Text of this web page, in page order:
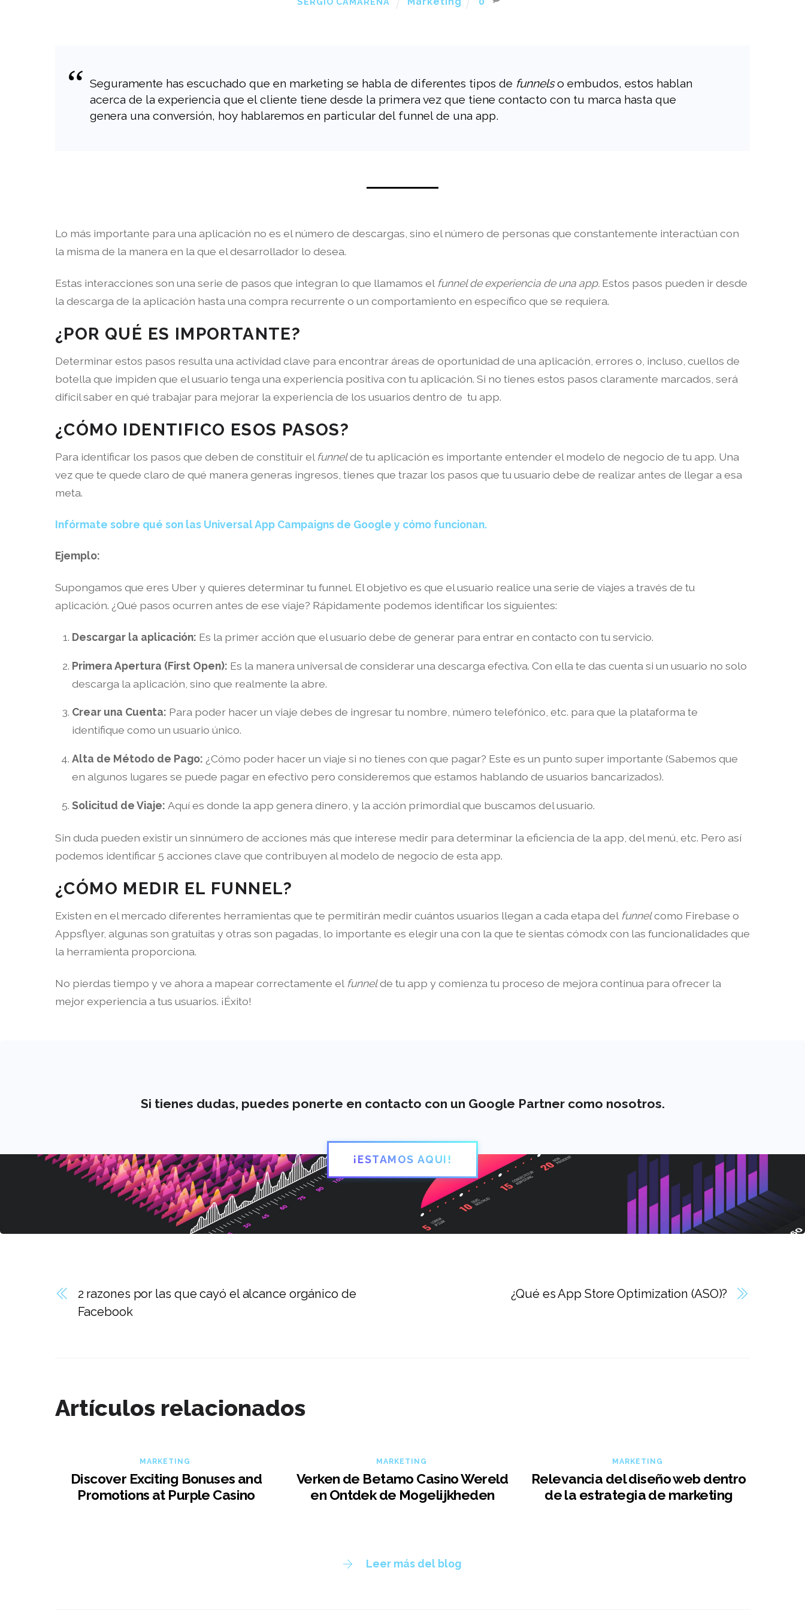
SERGIO CAMARENA
Seguramente has escuchado que en marketing se habla de diferentes tipos de funnelso embudos, estos hablan
acerca de la experiencia que el cliente tiene desde la primera vez que tiene contacto con tu marca hasta que
genera una conversión, hoy hablaremos en particular del funnel de una app.
Lo más importante para una aplicación no es el número de descargas, sino el número de personas que constantemente interactúan con
la misma de la manera en la que el desarrollador lo desea.
Estas interacciones son una serie de pasos que integran lo que llamamos el funnel de experiencia de una app. Estos pasos pueden ir desde
la descarga de la aplicación hasta una compra recurrente o un comportamiento en específico que se requiera.
¿POR QUÉ ES IMPORTANTE?
Determinar estos pasos resulta una actividad clave para encontrar áreas de oportunidad de una aplicación, errores o, incluso, cuellos de
botella que impiden que el usuario tenga una experiencia positiva con tu aplicación. Si no tienes estos pasos claramente marcados, será
difícil saber en qué trabajar para mejorar la experiencia de los usuarios dentro de tu app.
¿CÓMO IDENTIFICO ESOS PASOS?
Para identificar los pasos que deben de constituir el funnelde tu aplicación es importante entender el modelo de negocio de tu app. Una
vez que te quede claro de qué manera generas ingresos, tienes que trazar los pasos que tu usuario debe de realizar antes de llegar a esa
meta.
Infórmate sobre qué son las Universal App Campaigns de Google y cómo funcionan.
Ejemplo:
Supongamos que eres Uber y quieres determinar tu funnel. El objetivo es que el usuario realice una serie de viajes a través de tu
aplicación. ¿Qué pasos ocurren antes de ese viaje? Rápidamente podemos identificar los siguientes:
Descargar la aplicación: Es la primer acción que el usuario debe de generar para entrar en contacto con tu servicio.
Primera Apertura (First Open): Es la manera universal de considerar una descarga efectiva. Con ella te das cuenta si un usuario no solo
descarga la aplicación, sino que realmente la abre.
Crear una Cuenta: Para poder hacer un viaje debes de ingresar tu nombre, número telefónico, etc. para que la plataforma te
identifique como un usuario único.
Alta de Método de Pago: ¿Cómo poder hacer un viaje si no tienes con que pagar? Este es un punto super importante (Sabemos que
en algunos lugares se puede pagar en efectivo pero consideremos que estamos hablando de usuarios bancarizados).
Solicitud de Viaje: Aquí es donde la app genera dinero, y la acción primordial que buscamos del usuario.
Sin duda pueden existir un sinnúmero de acciones más que interese medir para determinar la eficiencia de la app, del menú, etc. Pero así
podemos identificar 5 acciones clave que contribuyen al modelo de negocio de esta app.
¿CÓMO MEDIR EL FUNNEL?
Existen en el mercado diferentes herramientas que te permitirán medir cuántos usuarios llegan a cada etapa del funnelcomo Firebase o
Appsflyer, algunas son gratuitas y otras son pagadas, lo importante es elegir una con la que te sientas cómodx con las funcionalidades que
la herramienta proporciona.
No pierdas tiempo y ve ahora a mapear correctamente el funnelde tu app y comienza tu proceso de mejora continua para ofrecer la
mejor experiencia a tus usuarios. ¡Éxito!
Si tienes dudas, puedes ponerte en contacto con un Google Partner como nosotros.
¡ESTAMOS AQUÍ!
2 razones por las que cayó el alcance orgánico de
Facebook
¿Qué es App Store Optimization (ASO)?
Artículos relacionados
MARKETING
Discover Exciting Bonuses and
Promotions at Purple Casino
MARKETING
Verken de Betamo Casino Wereld
en Ontdek de Mogelijkheden
MARKETING
Relevancia del diseño web dentro
de la estrategia de marketing
Leer más del blog